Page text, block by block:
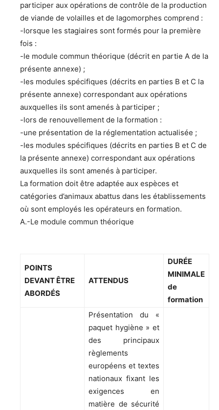
participer aux opérations de contrôle de la production
de viande de volailles et de lagomorphes comprend :
-lorsque les stagiaires sont formés pour la première
fois :
-le module commun théorique (décrit en partie A de la
présente annexe) ;
-les modules spécifiques (décrits en parties B et C la
présente annexe) correspondant aux opérations
auxquelles ils sont amenés à participer ;
-lors de renouvellement de la formation :
-une présentation de la réglementation actualisée ;
-les modules spécifiques (décrits en parties B et C de
la présente annexe) correspondant aux opérations
auxquelles ils sont amenés à participer.
La formation doit être adaptée aux espèces et
catégories d’animaux abattus dans les établissements
où sont employés les opérateurs en formation.
A.-Le module commun théorique
POINTS
DEVANT ÊTRE
ABORDÉS
ATTENDUS
DURÉE
MINIMALE
de
formation
Présentation du «
paquet hygiène » et
des principaux
règlements
européens et textes
nationaux fixant les
exigences en
matière de sécurité